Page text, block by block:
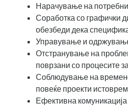
Нарачување на
Соработка со графички
обезбеди дека
Управување и
Отстранување на
поврзани со процесите
Соблюдување на
повеќе проекти
Ефективна